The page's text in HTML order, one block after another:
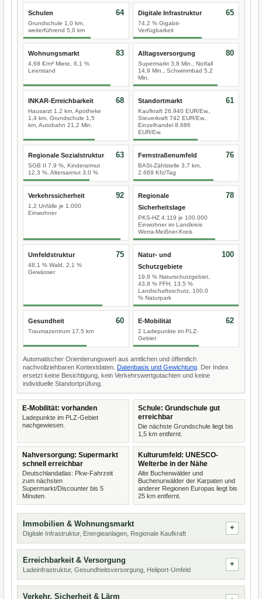
Schulen
Grundschule 1,0 km,
weiterführend 5,0 km
64 Digitale Infrastruktur
74,2 % Gigabit-
Verfügbarkeit
65
Wohnungsmarkt
4,68 €/m² Miete, 6,1 %
Leerstand
83 Alltagsversorgung
Supermarkt 3,8 Min., Notfall
14,9 Min., Schwimmbad 5,2
Min.
80
INKAR-Erreichbarkeit
Hausarzt 1,2 km, Apotheke
1,4 km, Grundschule 1,5
km, Autobahn 21,2 Min.
68 Standortmarkt
Kaufkraft 26.940 EUR/Ew.,
Steuerkraft 742 EUR/Ew.,
Einzelhandel 8.686
EUR/Ew.
61
Regionale Sozialstruktur
SGB II 7,9 %, Kinderarmut
12,3 %, Altersarmut 3,0 %
63 Fernstraßenumfeld
BASt-Zählstelle 3,7 km,
2.669 Kfz/Tag
76
Verkehrssicherheit
1,2 Unfälle je 1.000
Einwohner
92
Regionale
Sicherheitslage
PKS-HZ 4.119 je 100.000
Einwohner im Landkreis
Werra-Meißner-Kreis
78
Umfeldstruktur
48,1 % Wald, 2,1 %
Gewässer
75
Natur- und
Schutzgebiete
19,8 % Naturschutzgebiet,
43,8 % FFH, 13,5 %
Landschaftsschutz, 100,0
% Naturpark
100
Gesundheit
Traumazentrum 17,5 km
60 E-Mobilität
2 Ladepunkte im PLZ-
Gebiet
62
Automatischer Orientierungswert aus amtlichen und öffentlich
nachvollziehbaren Kontextdaten. Datenbasis und Gewichtung . Der Index
ersetzt keine Besichtigung, kein Verkehrswertgutachten und keine
individuelle Standortprüfung.
E-Mobilität: vorhanden
Ladepunkte im PLZ-Gebiet
nachgewiesen.
Schule: Grundschule gut
erreichbar
Die nächste Grundschule liegt bis
1,5 km entfernt.
Nahversorgung: Supermarkt
schnell erreichbar
Deutschlandatlas: Pkw-Fahrzeit
zum nächsten
Supermarkt/Discounter bis 5
Minuten.
Kulturumfeld: UNESCO-
Welterbe in der Nähe
Alte Buchenwälder und
Buchenurwälder der Karpaten und
anderer Regionen Europas liegt bis
25 km entfernt.
Immobilien & Wohnungsmarkt
Digitale Infrastruktur, Energieanlagen, Regionale Kaufkraft
Erreichbarkeit & Versorgung
Ladeinfrastruktur, Gesundheitsversorgung, Heliport-Umfeld
Verkehr, Sicherheit & Lärm